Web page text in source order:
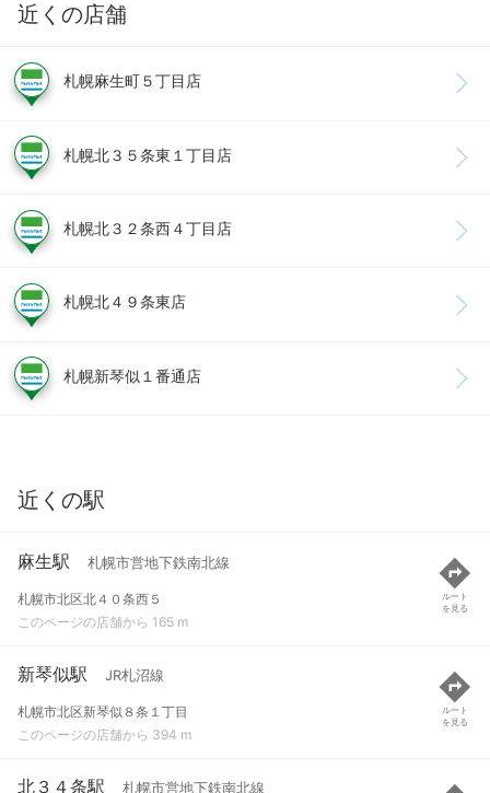
近くの店舗
札幌麻生町５丁目店
札幌北３５条東１丁目店
札幌北３２条西４丁目店
札幌北４９条東店
札幌新琴似１番通店
近くの駅
麻生駅 札幌市営地下鉄南北線
札幌市北区北４０条西５
このページの店舗から 165 m
ルート
を見る
新琴似駅 JR札沼線
札幌市北区新琴似８条１丁目
このページの店舗から 394 m
ルート
を見る
北３４条駅 札幌市営地下鉄南北線